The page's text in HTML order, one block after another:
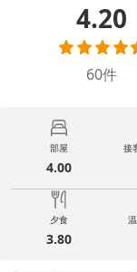
4.20
60件
部屋
4.00
接
夕食
3.80